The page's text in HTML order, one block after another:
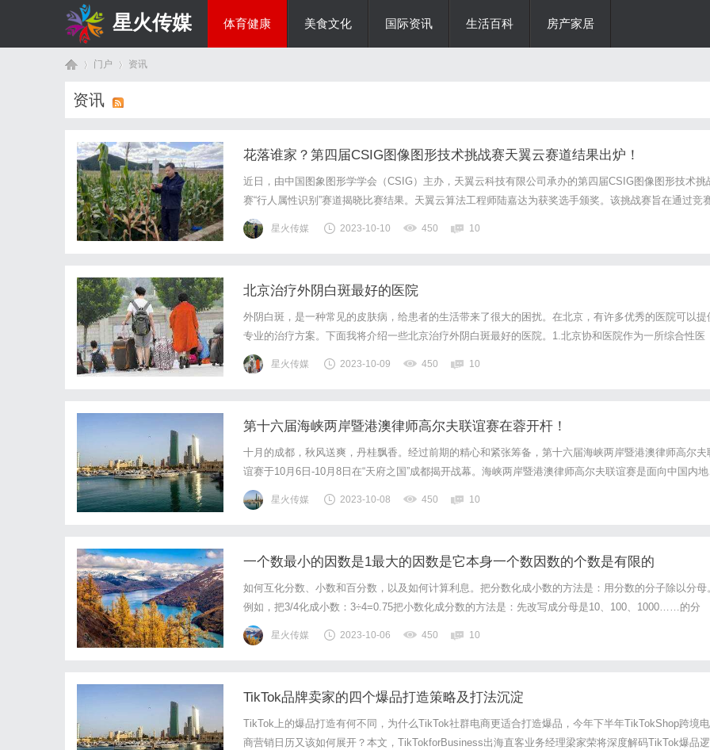
星火传媒 体育健康 美食文化 国际资讯 生活百科 房产家居
门户 资讯
资讯
花落谁家？第四届CSIG图像图形技术挑战赛天翼云赛道结果出炉！
近日，由中国图象图形学学会（CSIG）主办，天翼云科技有限公司承办的第四届CSIG图像图形技术挑
赛“行人属性识别”赛道揭晓比赛结果。天翼云算法工程师陆嘉达为获奖选手颁奖。该挑战赛旨在通过竞
的形式，鼓励研究者和技术团队在行人属性识别领域进行创新研究，进一步推动相关技术发展和应用落
地。此次天翼云承办的“行人属性识别”赛道挑战赛面向全社会开放，共吸引了97支队...
星火传媒 2023-10-10 450 10
北京治疗外阴白斑最好的医院
外阴白斑，是一种常见的皮肤病，给患者的生活带来了很大的困扰。在北京，有许多优秀的医院可以提
专业的治疗方案。下面我将介绍一些北京治疗外阴白斑最好的医院。1.北京协和医院作为一所综合性医
院，北京协和医院拥有一支由资深的皮肤科专家组成的医疗团队。他们拥有丰富的临床经验，并且对外
白斑的治疗有着独特的见解。在医院内，他们会根据患者的具体情况采用个体化的治疗方案，包...
星火传媒 2023-10-09 450 10
第十六届海峡两岸暨港澳律师高尔夫联谊赛在蓉开杆！
十月的成都，秋风送爽，丹桂飘香。经过前期的精心和紧张筹备，第十六届海峡两岸暨港澳律师高尔夫
谊赛于10月6日-10月8日在“天府之国”成都揭开战幕。海峡两岸暨港澳律师高尔夫联谊赛是面向中国内地
台湾、香港、澳门地区律师中热爱高尔夫运动且自愿参与的一项自发联谊活动，自2005年发起以来，每
一届，全国各地巡回，迄今已经连续举办了15届。每一次挥杆，每一种可能；...
星火传媒 2023-10-08 450 10
一个数最小的因数是1最大的因数是它本身一个数因数的个数是有限的
如何互化分数、小数和百分数，以及如何计算利息。把分数化成小数的方法是：用分数的分子除以分母
例如，把3/4化成小数：3÷4=0.75把小数化成分数的方法是：先改写成分母是10、100、1000……的分
数，再约成最简分数。例如，把0.75化成分数：0.75=75/100=3/4把小数化成百分数的方法是：先把小数
点向右移动两位，然后添上百分号。例如，把0.75化...
星火传媒 2023-10-06 450 10
TikTok品牌卖家的四个爆品打造策略及打法沉淀
TikTok上的爆品打造有何不同，为什么TikTok社群电商更适合打造爆品，今年下半年TikTokShop跨境电
商营销日历又该如何展开？本文，TikTokforBusiness出海直客业务经理梁家荣将深度解码TikTok爆品逻